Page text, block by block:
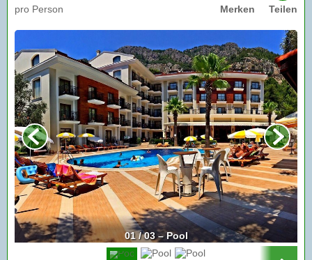
pro Person Merken Teilen
01 / 03 – Pool